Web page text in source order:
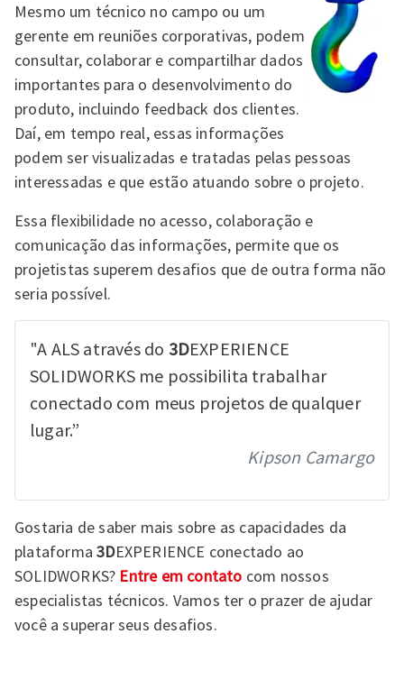
Mesmo um técnico no campo ou um
gerente em reuniões corporativas, podem
consultar, colaborar e compartilhar dados
importantes para o desenvolvimento do
produto, incluindo feedback dos clientes.
Daí, em tempo real, essas informações
podem ser visualizadas e tratadas pelas pessoas
interessadas e que estão atuando sobre o projeto.
Essa flexibilidade no acesso, colaboração e
comunicação das informações, permite que os
projetistas superem desafios que de outra forma não
seria possível.
"A ALS através do 3DEXPERIENCE
SOLIDWORKS me possibilita trabalhar
conectado com meus projetos de qualquer
lugar.”
Kipson Camargo
Gostaria de saber mais sobre as capacidades da
plataforma3DEXPERIENCE conectado ao
SOLIDWORKS? Entre em contato com nossos
especialistas técnicos. Vamos ter o prazer de ajudar
você a superar seus desafios.